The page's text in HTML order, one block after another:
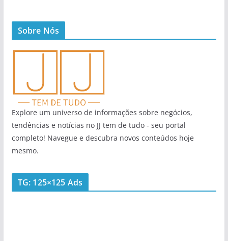
Sobre Nós
Explore um universo de informações sobre negócios,
tendências e notícias no JJ tem de tudo - seu portal
completo! Navegue e descubra novos conteúdos hoje
mesmo.
TG: 125×125 Ads